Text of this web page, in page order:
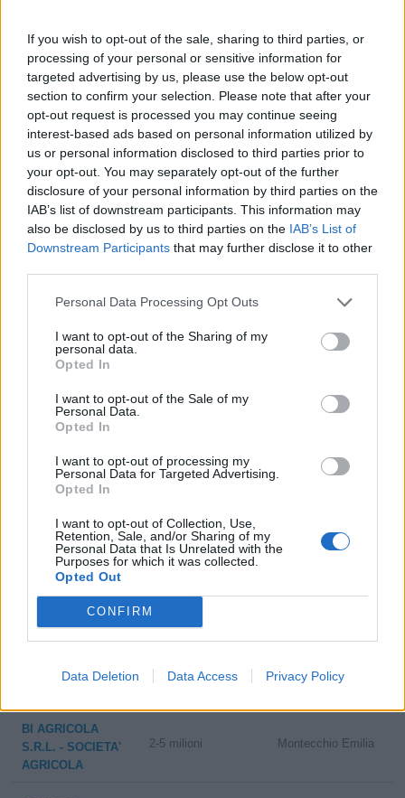
If you wish to opt-out of the sale, sharing to third parties, or
processing of your personal or sensitive information for
targeted advertising by us, please use the below opt-out
section to confirm your selection. Please note that after your
opt-out request is processed you may continue seeing
interest-based ads based on personal information utilized by
us or personal information disclosed to third parties prior to
your opt-out. You may separately opt-out of the further
disclosure of your personal information by third parties on the
IAB’s list of downstream participants. This information may
also be disclosed by us to third parties on the IAB’s List of
Downstream Participants that may further disclose it to other
Personal Data Processing Opt Outs
I want to opt-out of the Sharing of my
personal data.
Opted In
I want to opt-out of the Sale of my
Personal Data.
Opted In
I want to opt-out of processing my
Personal Data for Targeted Advertising.
Opted In
I want to opt-out of Collection, Use,
Retention, Sale, and/or Sharing of my
Personal Data that Is Unrelated with the
Purposes for which it was collected.
Opted Out
CONFIRM
Data Deletion Data Access Privacy Policy
SOCIETA'
AGRICOLA
CAIANO S.R.L.
2-5 milioni Manerbio
AZIENDA
AGRICOLA
FRATELLI
RABBIOSI S.R.L. -
SOCIETA'
1-2 milioni Ora
SEFOBI S.R.L. 5-10 milioni Tombolo
FONDAZIONE
SOCIETA'
COOPERATIVA
MARZO
SOCIALE L'ORTO
SOCIETA'
COOPERATIVA
SOCIALE'
1-2 milioni Minerbio
F.LLI BERNABINI
S.R.L.
2-5 milioni
SOCIETA' A
BI AGRICOLA
S.R.L. - SOCIETA'
AGRICOLA
2-5 milioni Montecchio Emilia